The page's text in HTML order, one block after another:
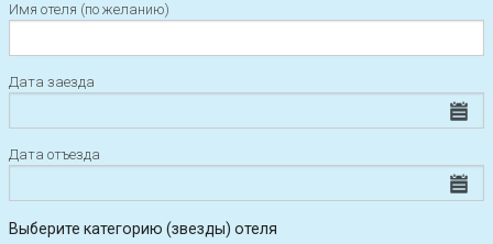
Имя отеля (по желанию)
Дата заезда
Дата отъезда
Выберите категорию (звезды) отеля